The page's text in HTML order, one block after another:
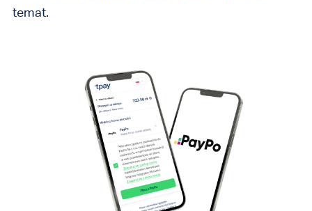
temat.